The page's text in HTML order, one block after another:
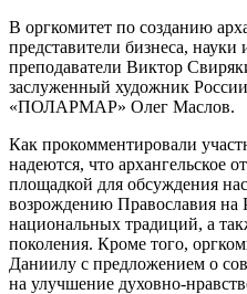
В оргкомитет по созданию
представители бизнеса,
преподаватели Виктор
заслуженный художник
«ПОЛАРМАР» Олег Маслов.
Как прокомментировали
надеются, что архангельское
площадкой для обсуждения
возрождению Православия на
национальных традиций, а
поколения. Кроме того,
Даниилу с предложением о
на улучшение духовно-